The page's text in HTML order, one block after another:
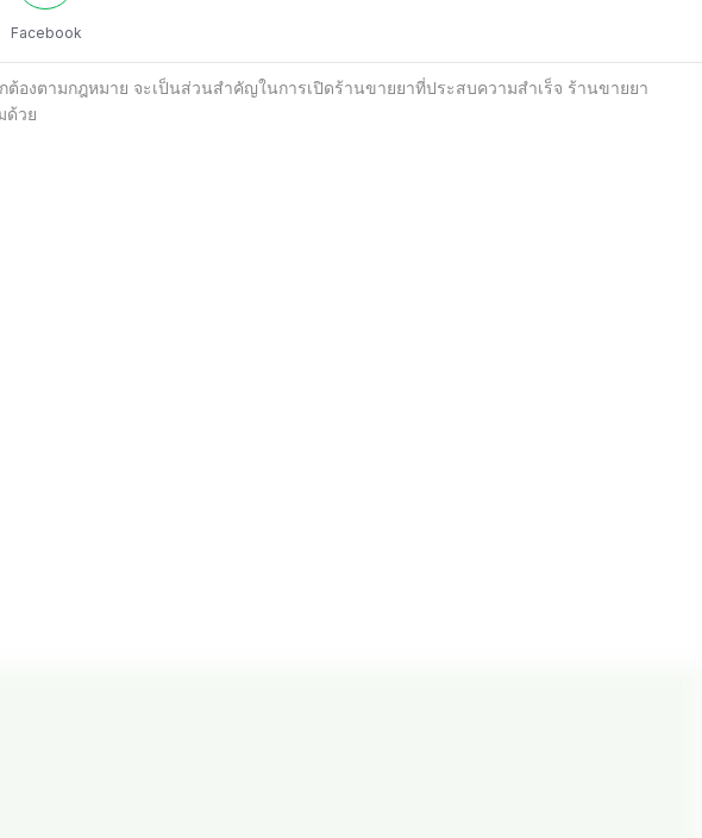
Facebook
ตามกฎหมาย จะเป็นส่วนสำคัญในการเปิดร้านขายยาที่ประสบความสำเร็จ ร้านขายยา
ด้วย